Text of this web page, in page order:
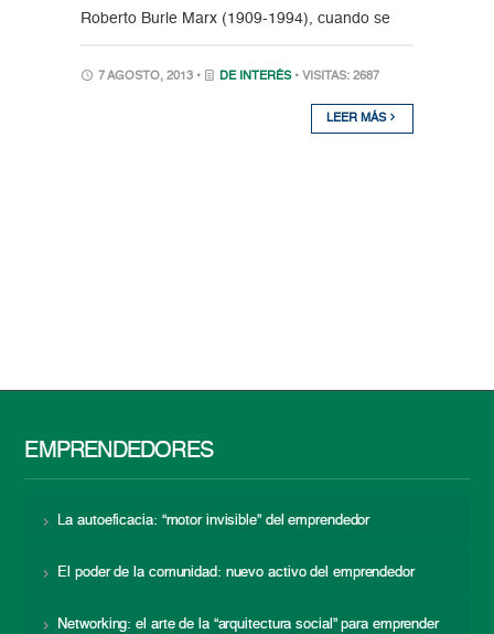
Roberto Burle Marx (1909-1994), cuando se
7 AGOSTO, 2013 • DE INTERÉS • VISITAS: 2687
LEER MÁS
EMPRENDEDORES
La autoeficacia: “motor invisible” del emprendedor
El poder de la comunidad: nuevo activo del emprendedor
Networking: el arte de la “arquitectura social” para emprender